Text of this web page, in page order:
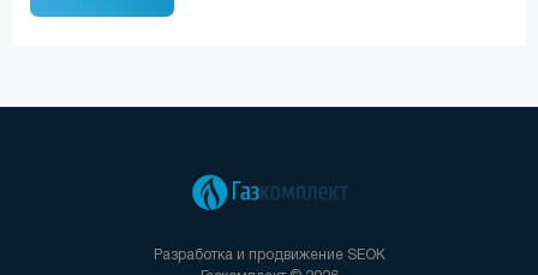
Разработка и продвижение SEOK